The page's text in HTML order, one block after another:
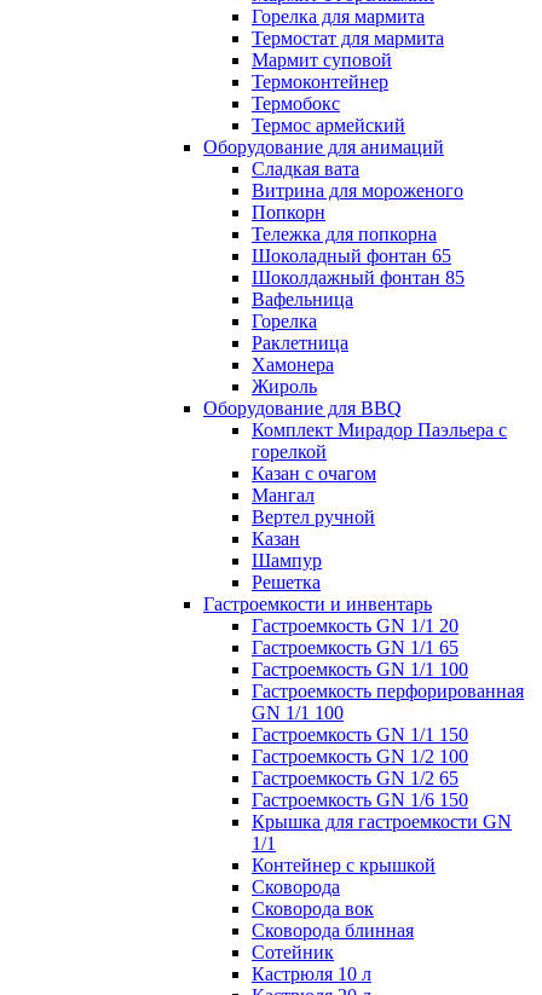
Горелка для мармита
Термостат для мармита
Мармит суповой
Термоконтейнер
Термобокс
Термос армейский
Оборудование для анимаций
Сладкая вата
Витрина для мороженого
Попкорн
Тележка для попкорна
Шоколадный фонтан 65
Шоколдажный фонтан 85
Вафельница
Горелка
Раклетница
Хамонера
Жироль
Оборудование для BBQ
Комплект Мирадор Паэльера с
горелкой
Казан с очагом
Мангал
Вертел ручной
Казан
Шампур
Решетка
Гастроемкости и инвентарь
Гастроемкость GN 1/1 20
Гастроемкость GN 1/1 65
Гастроемкость GN 1/1 100
Гастроемкость перфорированная
GN 1/1 100
Гастроемкость GN 1/1 150
Гастроемкость GN 1/2 100
Гастроемкость GN 1/2 65
Гастроемкость GN 1/6 150
Крышка для гастроемкости GN
1/1
Контейнер с крышкой
Сковорода
Сковорода вок
Сковорода блинная
Сотейник
Кастрюля 10 л